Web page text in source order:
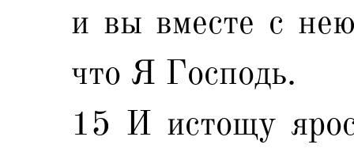
и вы вместе с
что Я Господь.
15 И истощу